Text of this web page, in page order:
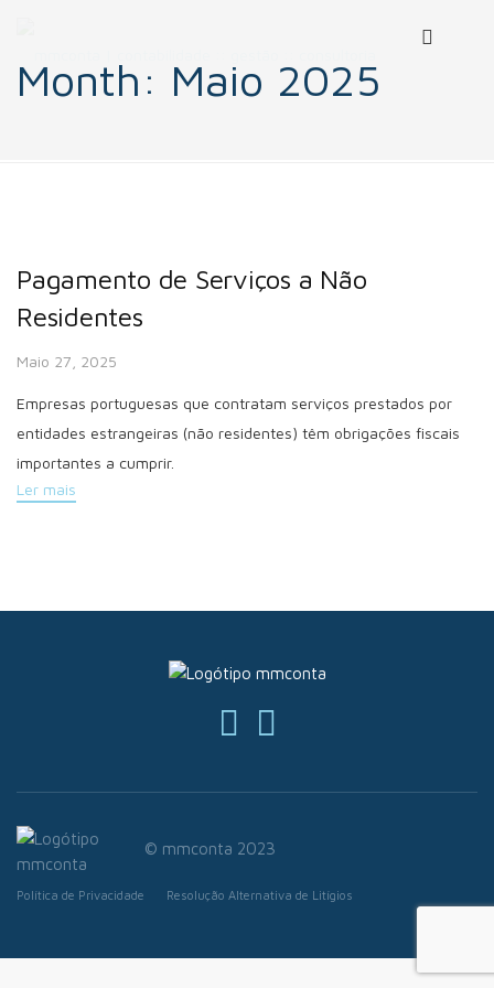
Month: Maio 2025
Pagamento de Serviços a Não
Residentes
Maio 27, 2025
Empresas portuguesas que contratam serviços prestados por
entidades estrangeiras (não residentes) têm obrigações fiscais
importantes a cumprir.
Ler mais
© mmconta 2023
Política de Privacidade Resolução Alternativa de Litígios